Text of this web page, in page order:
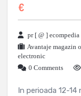
€
pr [ @ ] ecompedia
Avantaje magazin
electronic
0 Comments
In perioada 12-